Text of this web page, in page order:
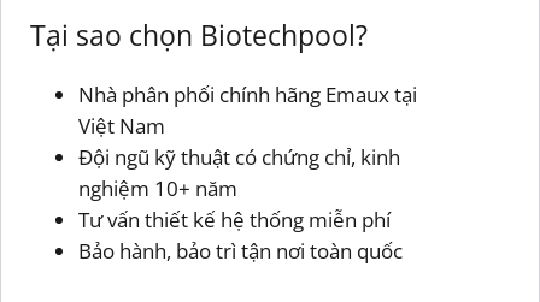
Tại sao chọn Biotechpool?
Nhà phân phối chính hãng Emaux tại
Việt Nam
Đội ngũ kỹ thuật có chứng chỉ, kinh
nghiệm 10+ năm
Tư vấn thiết kế hệ thống miễn phí
Bảo hành, bảo trì tận nơi toàn quốc